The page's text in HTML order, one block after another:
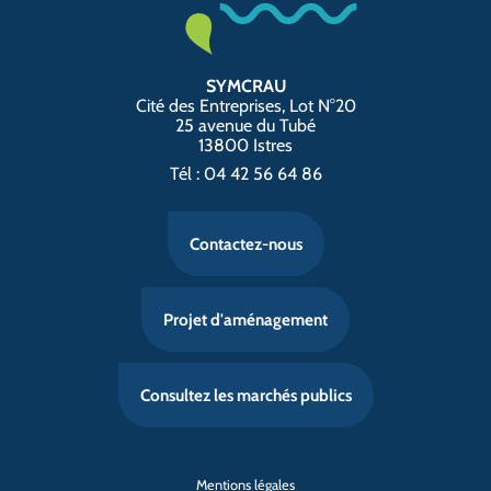
SYMCRAU
Cité des Entreprises, Lot N°20
25 avenue du Tubé
13800 Istres
Tél : 04 42 56 64 86
Contactez-nous
Projet d'aménagement
Consultez les marchés publics
Mentions légales